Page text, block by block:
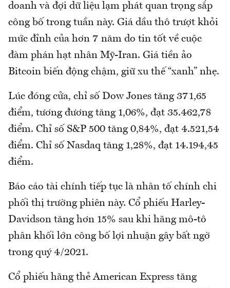
doanh và đợi dữ liệu lạm phát quan trọng sắp
công bố trong tuần này. Giá dầu thô trượt khỏi
mức đỉnh của hơn 7 năm do tin tốt về cuộc
đàm phán hạt nhân Mỹ-Iran. Giá tiền ảo
Bitcoin biến động chậm, giữ xu thế “xanh” nhẹ.
Lúc đóng cửa, chỉ số Dow Jones tăng 371,65
điểm, tương đương tăng 1,06%, đạt 35.462,78
điểm. Chỉ số S&P 500 tăng 0,84%, đạt 4.521,54
điểm. Chỉ số Nasdaq tăng 1,28%, đạt 14.194,45
điểm.
Báo cáo tài chính tiếp tục là nhân tố chính chi
phối thị trường phiên này. Cổ phiếu Harley-
Davidson tăng hơn 15% sau khi hãng mô-tô
phân khối lớn công bố lợi nhuận gây bất ngờ
trong quý 4/2021.
Cổ phiếu hãng thẻ American Express tăng